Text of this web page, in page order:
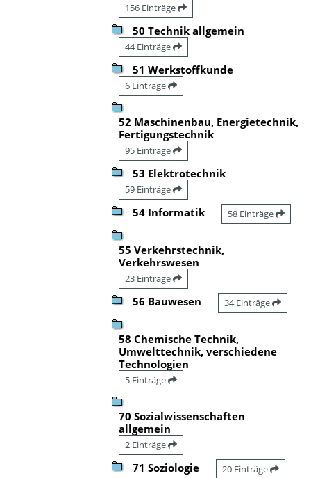
156 Einträge
50 Technik allgemein
44 Einträge
51 Werkstoffkunde
6 Einträge
52 Maschinenbau, Energietechnik,
Fertigungstechnik
95 Einträge
53 Elektrotechnik
59 Einträge
54 Informatik 58 Einträge
55 Verkehrstechnik,
Verkehrswesen
23 Einträge
56 Bauwesen 34 Einträge
58 Chemische Technik,
Umwelttechnik, verschiedene
Technologien
5 Einträge
70 Sozialwissenschaften
allgemein
2 Einträge
71 Soziologie 20 Einträge